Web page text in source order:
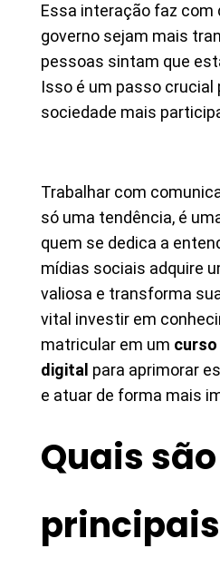
Essa interação faz com
governo sejam mais
pessoas sintam que
Isso é um passo
sociedade mais
Trabalhar com
só uma tendência, é
quem se dedica a
mídias sociais adquire
valiosa e transforma
vital investir em
matricular em um
digital para aprimorar
e atuar de forma mais
Quais
principais